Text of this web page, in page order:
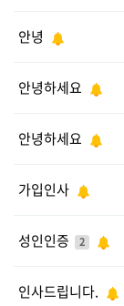
안녕
안녕하세요
안녕하세요
가입인사
성인인증 2
인사드립니다.